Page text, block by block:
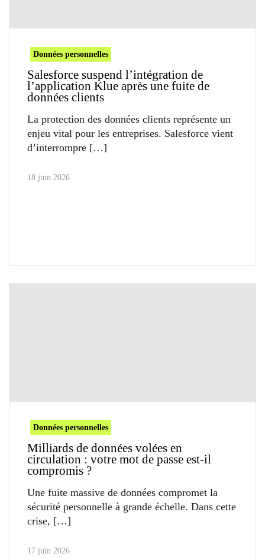
Données personnelles
Salesforce suspend l’intégration de
l’application Klue après une fuite de
données clients
La protection des données clients représente un
enjeu vital pour les entreprises. Salesforce vient
d’interrompre
18 juin 2026
Données personnelles
Milliards de données volées en
circulation : votre mot de passe est-il
compromis ?
Une fuite massive de données compromet la
sécurité personnelle à grande échelle. Dans cette
crise,
17 juin 2026